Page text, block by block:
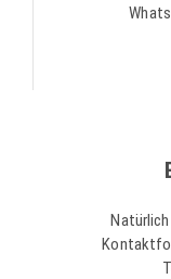
Natürlich